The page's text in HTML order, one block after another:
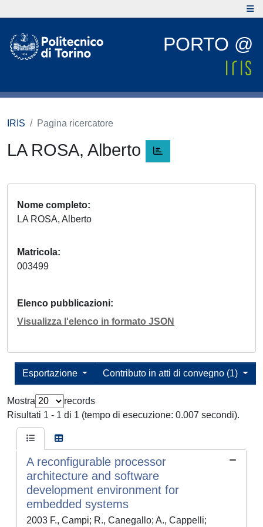
PORTO @
IRIS Pagina ricercatore
LA ROSA, Alberto
Nome completo
LA ROSA, Alberto
Matricola
003499
Elenco pubblicazioni
Visualizza l'elenco in formato JSON
Contributo in atti di convegno (1)
Esportazione
Mostra
records
Risultati 1 - 1 di 1 (tempo di esecuzione: 0.007 secondi).
A reconfigurable processor
architecture and software
development environment for
embedded systems
2003 F., Campi; R., Canegallo; A., Cappelli;